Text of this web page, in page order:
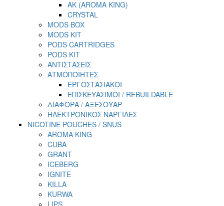
AK (AROMA KING)
CRYSTAL
MODS BOX
MODS KIT
PODS CARTRIDGES
PODS KIT
ΑΝΤΙΣΤΑΣΕΙΣ
ΑΤΜΟΠΟΙΗΤΕΣ
ΕΡΓΟΣΤΑΣΙΑΚΟΙ
ΕΠΙΣΚΕΥΑΣΙΜΟΙ / REBUILDABLE
ΔΙΑΦΟΡΑ / ΑΞΕΣΟΥΑΡ
ΗΛΕΚΤΡΟΝΙΚΟΣ ΝΑΡΓΙΛΕΣ
NICOTINE POUCHES / SNUS
AROMA KING
CUBA
GRANT
ICEBERG
IGNITE
KILLA
KURWA
LIPS